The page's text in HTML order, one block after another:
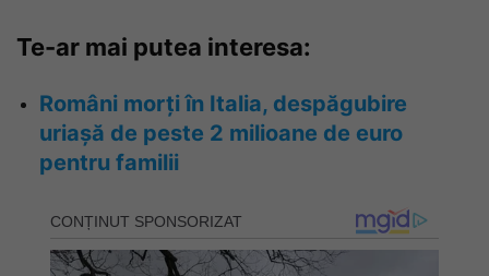
Te-ar mai putea interesa:
Români morți în Italia, despăgubire
uriașă de peste 2 milioane de euro
pentru familii